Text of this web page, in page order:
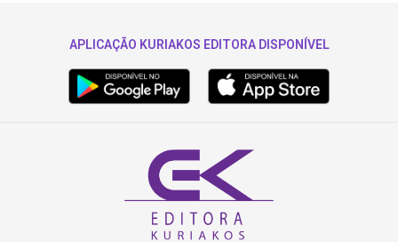
APLICAÇÃO KURIAKOS EDITORA DISPONÍVEL